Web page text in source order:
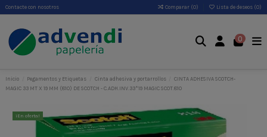
Contacte con nosotros Comparar (0) Lista de deseos (0)
0
Inicio Pegamentos y Etiquetas Cinta adhesiva y portarrollos
CINTA ADHESIVA SCOTCH-
MAGIC 33 MT X 19 MM (810) DE SCOTCH - C.ADH.INV.33*19 MAGIC SCOT.810
¡En oferta!